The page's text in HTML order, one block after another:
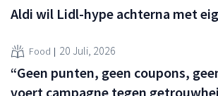
Aldi wil Lidl-hype achterna met
Food 20 Juli, 2026
“Geen punten, geen coupons,
voert campagne tegen